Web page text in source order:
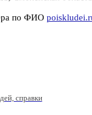
по ФИО
справки